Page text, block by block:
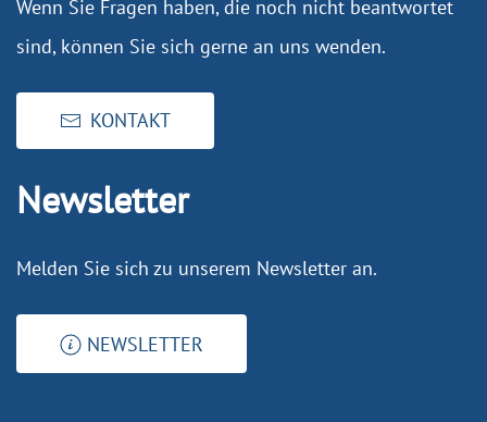
Wenn Sie Fragen haben, die noch nicht beantwortet
sind, können Sie sich gerne an uns wenden.
KONTAKT
Newsletter
Melden Sie sich zu unserem Newsletter an.
NEWSLETTER